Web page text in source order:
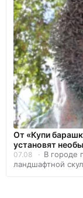
От «Купи
установят
07.08
В городе
ландшафтной